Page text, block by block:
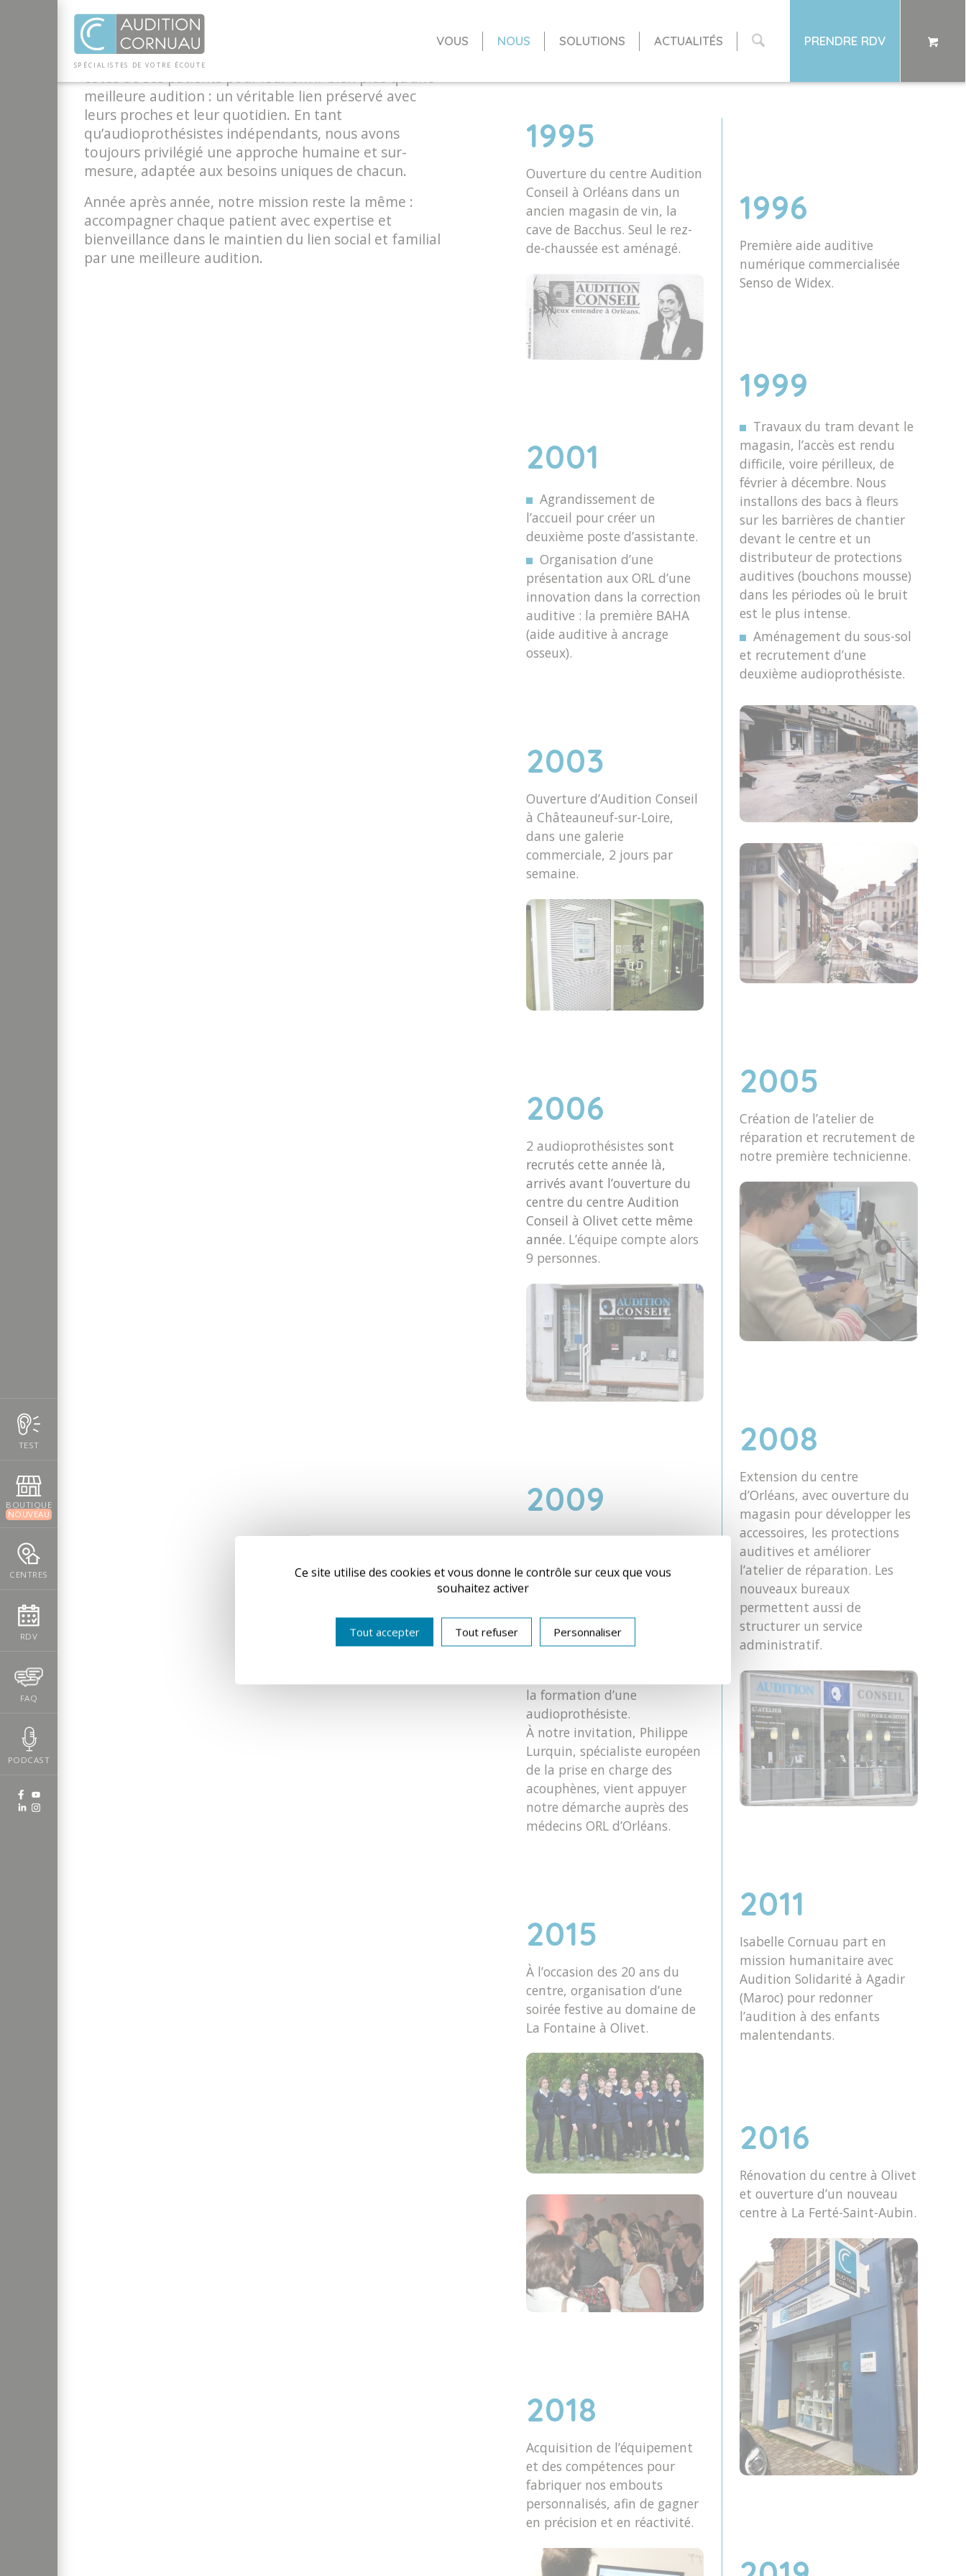
TEST
BOUTIQUE
NOUVEAU
CENTRES
RDV
FAQ
PODCAST
SP ÉCI AL I S TES DE VO TRE ÉC OU T E
VOUS NOUS SOLUTIONS ACTUALITÉS PRENDRE RDV
NOTRE HISTOIRE
Depuis 1995, Audition Conseil Cornuau s’engage aux
côtés de ses patients pour leur offrir bien plus qu’une
meilleure audition : un véritable lien préservé avec
leurs proches et leur quotidien. En tant
qu’audioprothésistes indépendants, nous avons
toujours privilégié une approche humaine et sur-
mesure, adaptée aux besoins uniques de chacun.
Année après année, notre mission reste la même :
accompagner chaque patient avec expertise et
bienveillance dans le maintien du lien social et familial
par une meilleure audition.
1995
Ouverture du centre Audition
Conseil à Orléans dans un
ancien magasin de vin, la
cave de Bacchus. Seul le rez-
de-chaussée est aménagé.
1996
Première aide auditive
numérique commercialisée
Senso de Widex.
1999
Travaux du tram devant le
magasin, l’accès est rendu
difficile, voire périlleux, de
février à décembre. Nous
installons des bacs à fleurs
sur les barrières de chantier
devant le centre et un
distributeur de protections
auditives (bouchons mousse)
dans les périodes où le bruit
est le plus intense.
Aménagement du sous-sol
et recrutement d’une
deuxième audioprothésiste.
2001
Agrandissement de
l’accueil pour créer un
deuxième poste d’assistante.
Organisation d’une
présentation aux ORL d’une
innovation dans la correction
auditive : la première BAHA
(aide auditive à ancrage
osseux).
2003
Ouverture d’Audition Conseil
à Châteauneuf-sur-Loire,
dans une galerie
commerciale, 2 jours par
semaine.
2005
Création de l’atelier de
réparation et recrutement de
notre première technicienne.
2006
2 audioprothésistes sont
recrutés cette année là,
arrivés avant l’ouverture du
centre du centre Audition
Conseil à Olivet cette même
année. L’équipe compte alors
9 personnes.
2008
Extension du centre
d’Orléans, avec ouverture du
magasin pour développer les
accessoires, les protections
auditives et améliorer
l’atelier de réparation. Les
nouveaux bureaux
permettent aussi de
structurer un service
administratif.
2009
Déménagement au centre
installations plus adaptée
avec une vitrine plus visible.
Mise en place d’un
accompagnement dédié aux
la formation d’une
audioprothésiste.
À notre invitation, Philippe
Lurquin, spécialiste européen
de la prise en charge des
acouphènes, vient appuyer
notre démarche auprès des
médecins ORL d’Orléans.
2011
Isabelle Cornuau part en
mission humanitaire avec
Audition Solidarité à Agadir
(Maroc) pour redonner
l’audition à des enfants
malentendants.
2015
À l’occasion des 20 ans du
centre, organisation d’une
soirée festive au domaine de
La Fontaine à Olivet.
2016
Rénovation du centre à Olivet
et ouverture d’un nouveau
centre à La Ferté-Saint-Aubin.
2018
Acquisition de l’équipement
et des compétences pour
fabriquer nos embouts
personnalisés, afin de gagner
en précision et en réactivité.
Ce site utilise des cookies et vous donne le contrôle sur ceux que vous
souhaitez activer
Tout accepter Tout refuser Personnaliser